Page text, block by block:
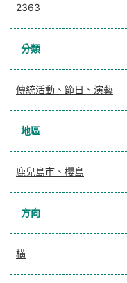
2363
分類
傳統活動、節日、演藝
地區
鹿兒島市、櫻島
方向
横